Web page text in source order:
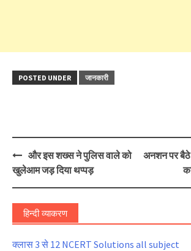
POSTED UNDER जानकारी
Post
navigation
और इस शख्स ने पुलिस वाले को
खुलेआम जड़ दिया थप्पड़
अनशन पर बैठे
हिन्दी व्याकरण
क्लास 3 से 12 NCERT Solutions all subject